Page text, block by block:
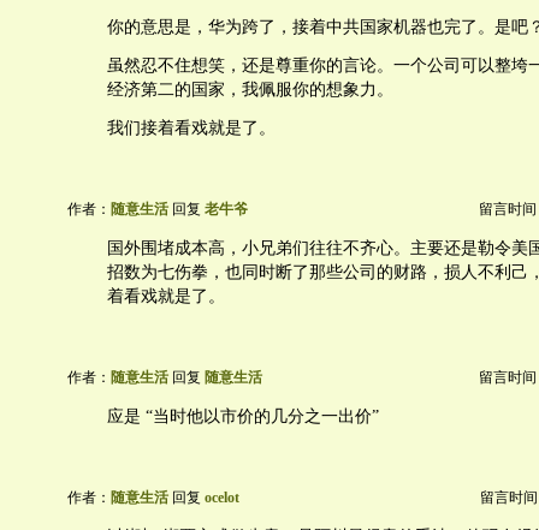
你的意思是，华为跨了，接着中共国家机器也完了。是吧
虽然忍不住想笑，还是尊重你的言论。一个公司可以整垮
经济第二的国家，我佩服你的想象力。
我们接着看戏就是了。
作者： 随意生活 回复 老牛爷 留言时间
国外围堵成本高，小兄弟们往往不齐心。主要还是勒令美
招数为七伤拳，也同时断了那些公司的财路，损人不利己
着看戏就是了。
作者： 随意生活 回复 随意生活 留言时间
应是 “当时他以市价的几分之一出价”
作者： 随意生活 回复 ocelot 留言时间